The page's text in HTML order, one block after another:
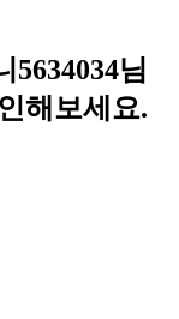
5634034님
해보세요.